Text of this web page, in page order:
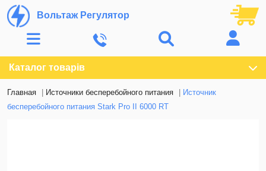
Вольтаж Регулятор
Каталог товарів
Главная Источники бесперебойного питания
Источник
бесперебойного питания Stark Pro II 6000 RT